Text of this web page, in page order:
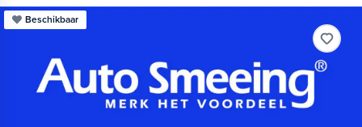
Beschikbaar